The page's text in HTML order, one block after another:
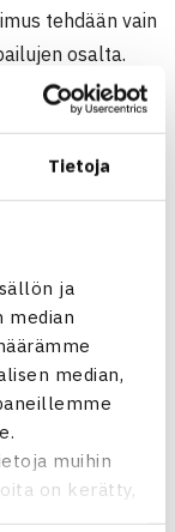
Tietoja
ja
median
median,
muihin
on kerätty,
tehdään vain
osalta.
joka siis järjestää
1.6.2013